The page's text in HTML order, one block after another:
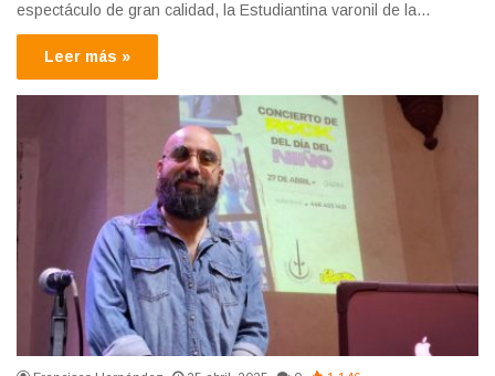
espectáculo de gran calidad, la Estudiantina varonil de la…
Leer más »